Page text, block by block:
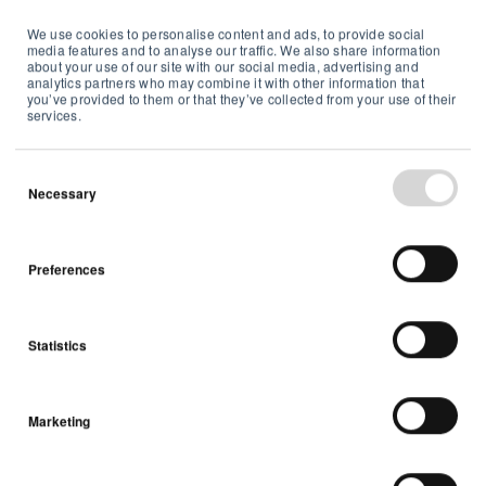
We use cookies to personalise content and ads, to provide social
media features and to analyse our traffic. We also share information
about your use of our site with our social media, advertising and
analytics partners who may combine it with other information that
you’ve provided to them or that they’ve collected from your use of their
services.
Necessary
Preferences
Statistics
Marketing
August 15, 2024
air purifier was able to
zdnet.com